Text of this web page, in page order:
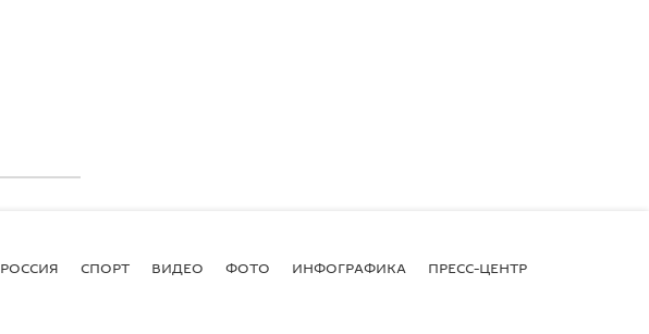
РОССИЯ СПОРТ ВИДЕО ФОТО ИНФОГРАФИКА ПРЕСС-ЦЕНТР